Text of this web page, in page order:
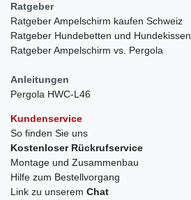
Ratgeber
Ratgeber Ampelschirm kaufen Schweiz
Ratgeber Hundebetten und Hundekissen
Ratgeber Ampelschirm vs. Pergola
Anleitungen
Pergola HWC-L46
Kundenservice
So finden Sie uns
Kostenloser Rückrufservice
Montage und Zusammenbau
Hilfe zum Bestellvorgang
Link zu unserem Chat